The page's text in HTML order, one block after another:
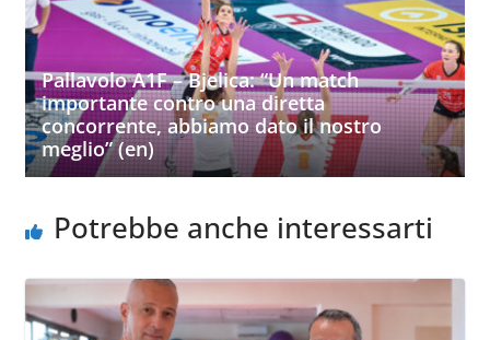
Pallavolo A1F – Bjelica: “Un match
importante contro una diretta
concorrente, abbiamo dato il nostro
meglio” (en)
Potrebbe anche interessarti